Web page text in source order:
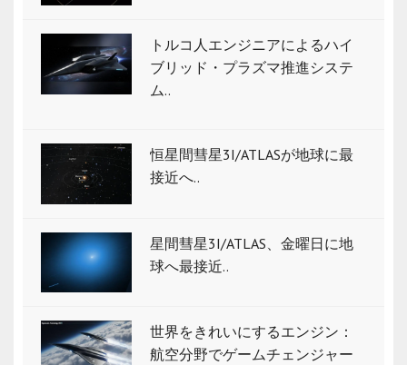
トルコ人エンジニアによるハイ
ブリッド・プラズマ推進システ
ム..
恒星間彗星3I/ATLASが地球に最
接近へ..
星間彗星3I/ATLAS、金曜日に地
球へ最接近..
世界をきれいにするエンジン：
航空分野でゲームチェンジャー